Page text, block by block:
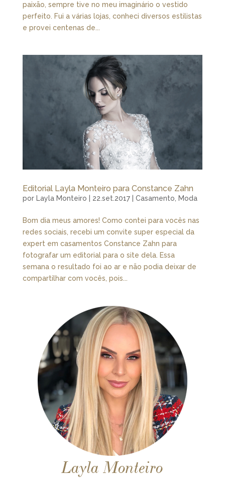
paixão, sempre tive no meu imaginário o vestido
perfeito. Fui a várias lojas, conheci diversos estilistas
e provei centenas de...
Editorial Layla Monteiro para Constance Zahn
por Layla Monteiro 22.set.2017| Casamento Moda
Bom dia meus amores! Como contei para vocês nas
redes sociais, recebi um convite super especial da
expert em casamentos Constance Zahn para
fotografar um editorial para o site dela. Essa
semana o resultado foi ao ar e não podia deixar de
compartilhar com vocês, pois...
Layla Monteiro